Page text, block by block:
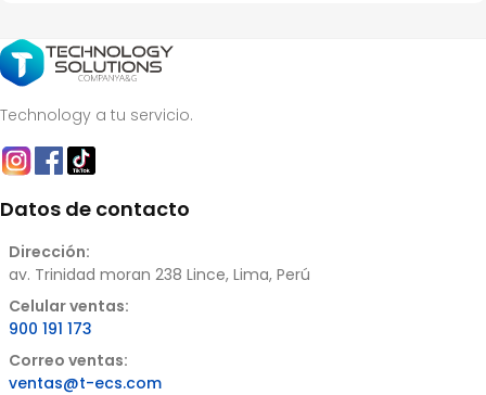
Technology a tu servicio.
Datos de contacto
Dirección:
av. Trinidad moran 238 Lince, Lima, Perú
Celular ventas:
900 191 173
Correo ventas:
ventas@t-ecs.com